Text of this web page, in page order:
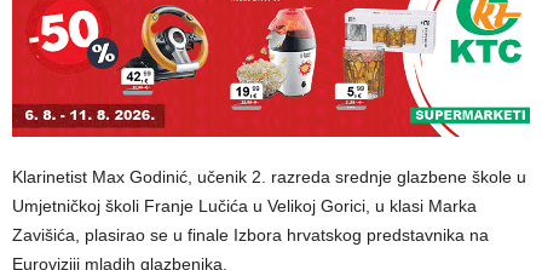
Klarinetist Max Godinić, učenik 2. razreda srednje glazbene škole u
Umjetničkoj školi Franje Lučića u Velikoj Gorici, u klasi Marka
Zavišića, plasirao se u finale Izbora hrvatskog predstavnika na
Euroviziji mladih glazbenika.